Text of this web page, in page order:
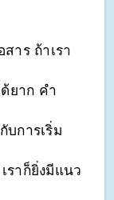
าร ถ้าเรา
ยาก คำ
การเริ่ม
ราก็ยิ่งมีแนว